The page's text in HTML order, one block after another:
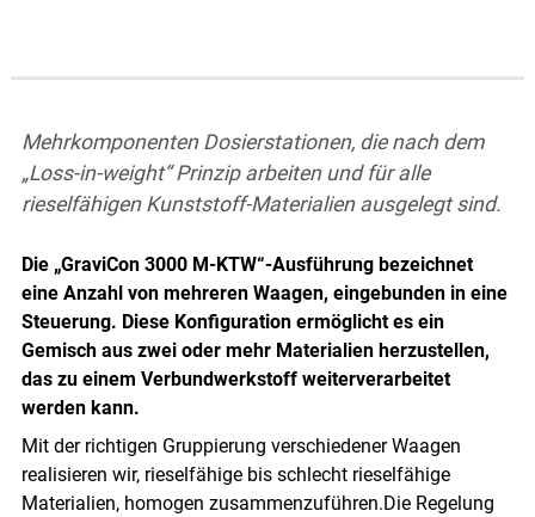
Mehrkomponenten Dosierstationen, die nach dem
„Loss-in-weight“ Prinzip arbeiten und für alle
rieselfähigen Kunststoff-Materialien ausgelegt sind.
Die „GraviCon 3000 M-KTW“-Ausführung bezeichnet
eine Anzahl von mehreren Waagen, eingebunden in eine
Steuerung. Diese Konfiguration ermöglicht es ein
Gemisch aus zwei oder mehr Materialien herzustellen,
das zu einem Verbundwerkstoff weiterverarbeitet
werden kann.
Mit der richtigen Gruppierung verschiedener Waagen
realisieren wir, rieselfähige bis schlecht rieselfähige
Materialien, homogen zusammenzuführen.Die Regelung